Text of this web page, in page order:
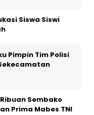
Siswa Siswi
Pimpin Tim Polisi
Sembako
Prima Mabes TNI